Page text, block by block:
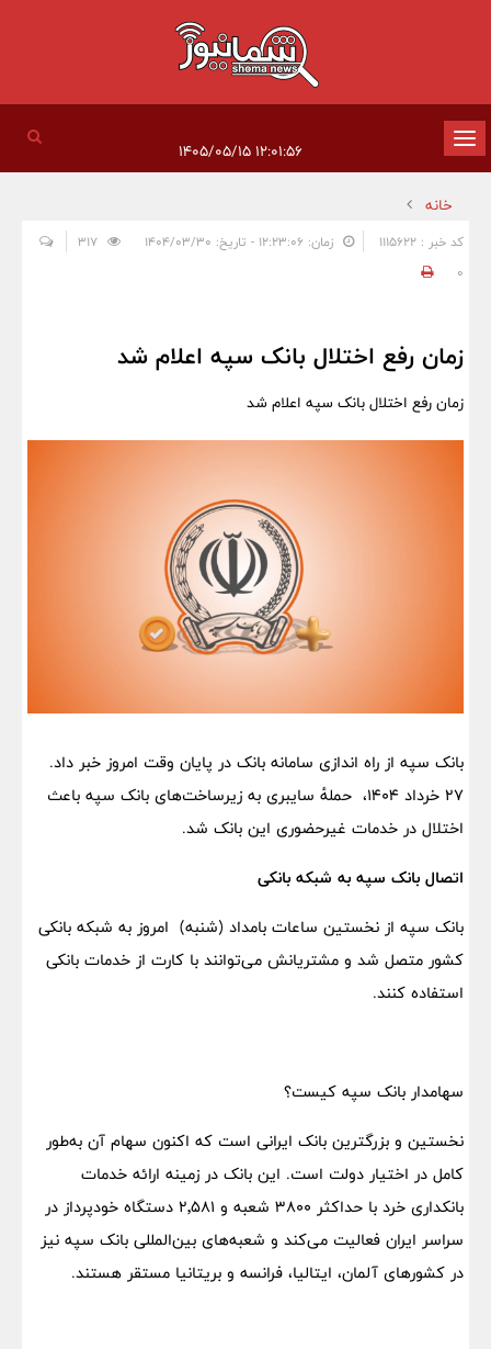
تغییر
وضعیت
ناوبری
خانه
کد خبر : 1115622 زمان: ۱۲:۲۳:۰۶ - تاریخ: ۱۴۰۴/۰۳/۳۰
0
زمان رفع اختلال بانک سپه اعلام شد
زمان رفع اختلال بانک سپه اعلام شد
بانک سپه از راه اندازی سامانه بانک در پایان وقت امروز خبر داد.
۲۷ خرداد ۱۴۰۴، حملهٔ سایبری به زیرساخت‌های بانک سپه باعث
اختلال در خدمات غیرحضوری این بانک شد.
اتصال بانک سپه به شبکه بانکی
بانک سپه از نخستین ساعات بامداد (شنبه) امروز به شبکه بانکی
کشور متصل شد و مشتریانش می‌توانند با کارت از خدمات بانکی
استفاده کنند.
سهامدار بانک سپه کیست؟
نخستین و بزرگترین بانک ایرانی است که اکنون سهام آن به‌طور
کامل در اختیار دولت است. این بانک در زمینه ارائه خدمات
بانکداری خرد با حداکثر ۳۸۰۰ شعبه و ۲٬۵۸۱ دستگاه خودپرداز در
سراسر ایران فعالیت می‌کند و شعبه‌های بین‌المللی بانک سپه نیز
در کشورهای آلمان، ایتالیا، فرانسه و بریتانیا مستقر هستند.